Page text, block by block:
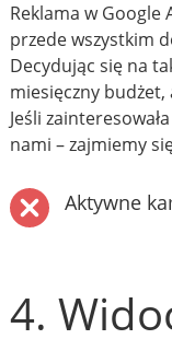
Reklama w Google
przede wszystkim
Decydując się na
miesięczny budżet,
Jeśli
nami – zajmiemy
Aktywne
4.